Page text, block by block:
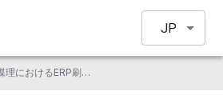
JP
タイ蝶理におけるERP刷新事例｜Microsoft Dynamics 365 Business Centralで実現した”グローバル統制と現地現実の間を埋めるERP導入”